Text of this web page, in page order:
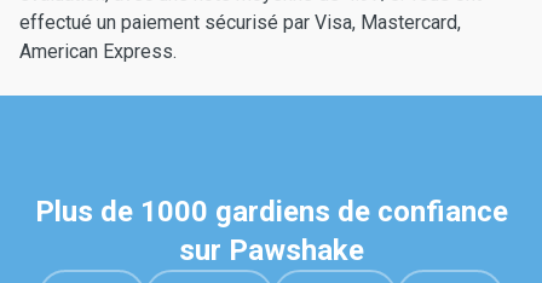
effectué un paiement sécurisé par Visa, Mastercard,
American Express.
Plus de 1000 gardiens de confiance
sur Pawshake